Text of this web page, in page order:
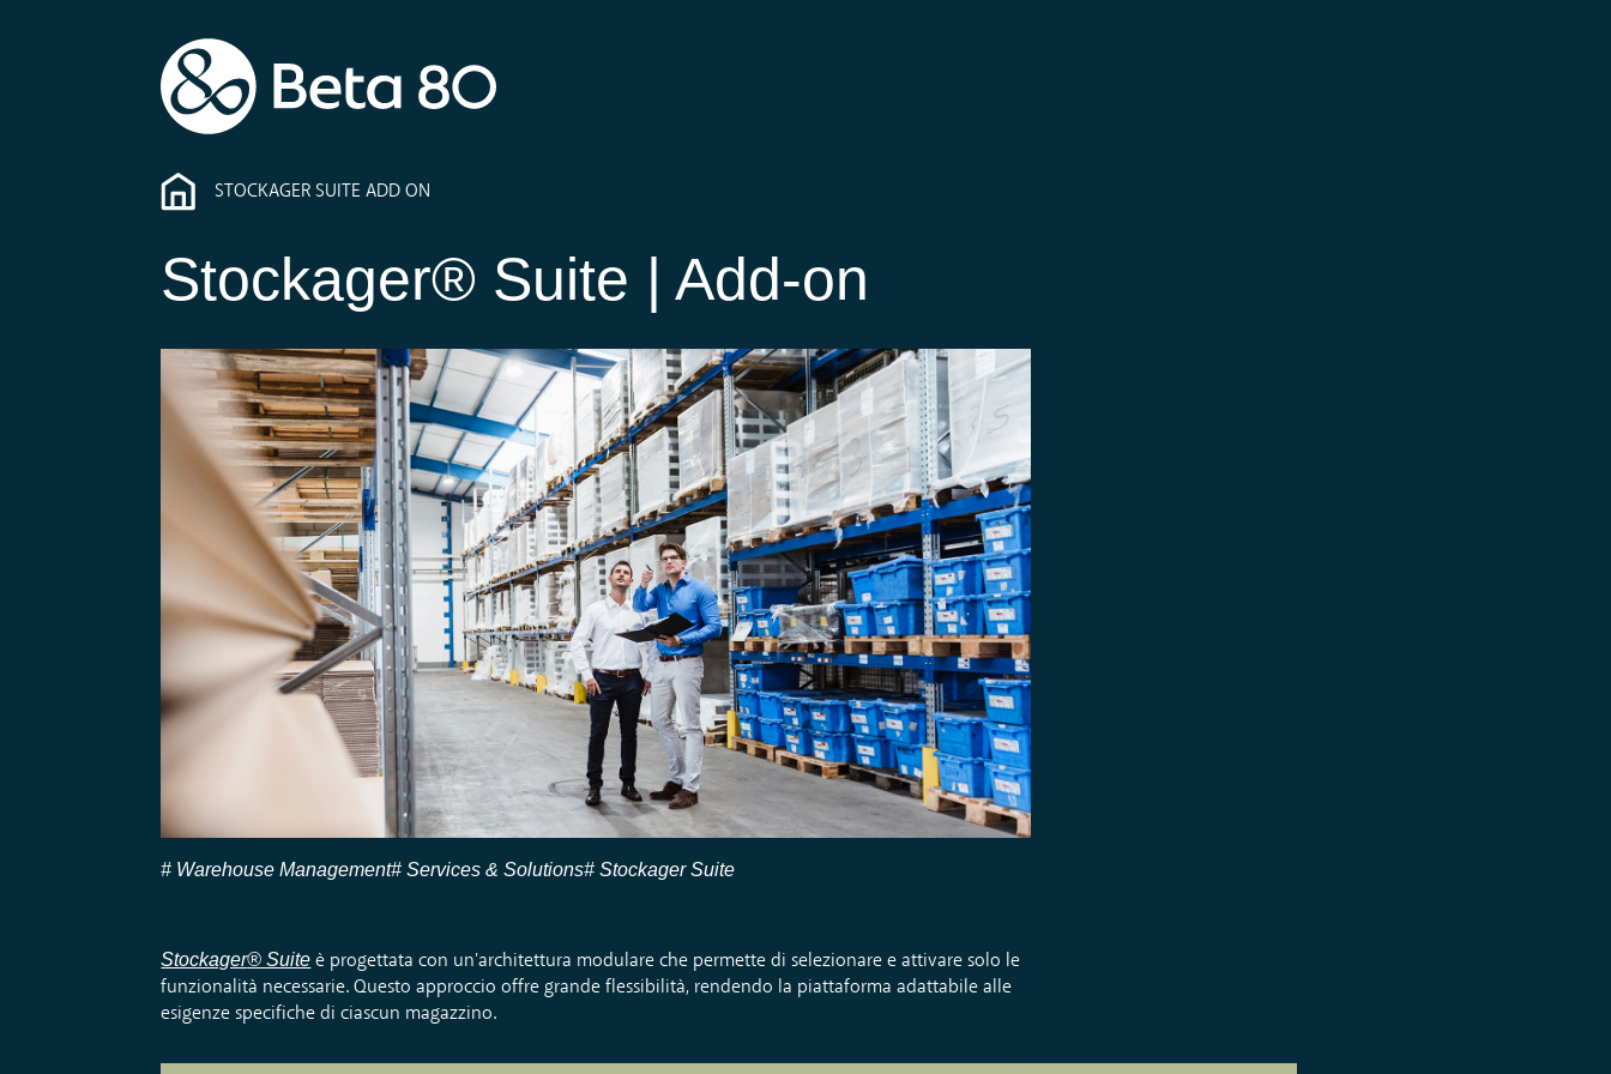
STOCKAGER SUITE ADD ON
Stockager® Suite | Add-on
Warehouse Management Services & Solutions Stockager Suite
Stockager® Suite è progettata con un'architettura modulare che permette di selezionare e attivare solo le
funzionalità necessarie. Questo approccio offre grande flessibilità, rendendo la piattaforma adattabile alle
esigenze specifiche di ciascun magazzino.